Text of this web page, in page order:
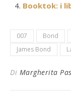
Booktok: i
007 Bond
James Bond
Di Margherita